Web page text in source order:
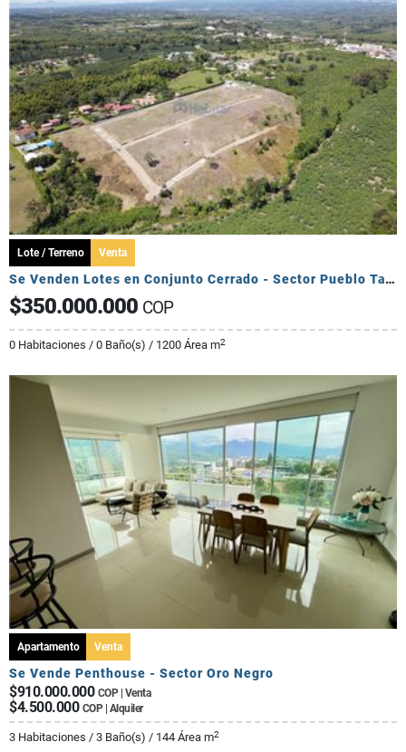
Lote / Terreno Venta
Se Venden Lotes en Conjunto Cerrado - Sector Pueblo Tapado
$350.000.000 COP
0 Habitaciones / 0 Baño(s) / 1200 Área m2
Apartamento Venta
Se Vende Penthouse - Sector Oro Negro
$910.000.000 COP | Venta
$4.500.000 COP | Alquiler
3 Habitaciones / 3 Baño(s) / 144 Área m2